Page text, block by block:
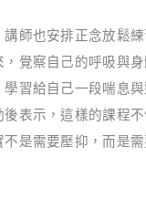
講師也安排正念放鬆
覺察自己的呼吸與
習給自己一段喘息與
表示，這樣的課程
不是需要壓抑，而是